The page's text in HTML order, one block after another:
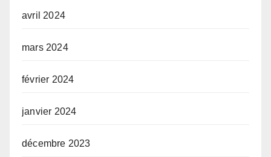
avril 2024
mars 2024
février 2024
janvier 2024
décembre 2023